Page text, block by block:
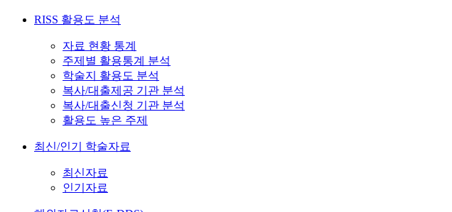
RISS 활용도 분석
자료 현황 통계
주제별 활용통계 분석
학술지 활용도 분석
복사/대출제공 기관 분석
복사/대출신청 기관 분석
활용도 높은 주제
최신/인기 학술자료
최신자료
인기자료